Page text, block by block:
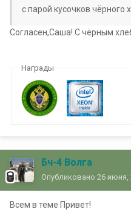
с парой кусочков чёрного
Согласен,Саша! С чёрным
Награды
Бч-4 Волга
Опубликовано 26 июня,
Всем в теме Привет!